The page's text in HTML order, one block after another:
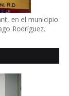
en el municipio
Rodríguez.